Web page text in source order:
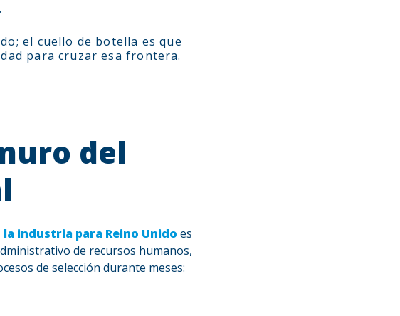
el cuello de botella es que
para cruzar esa frontera.
del
industria para Reino Unido es
de recursos humanos,
de selección durante meses: